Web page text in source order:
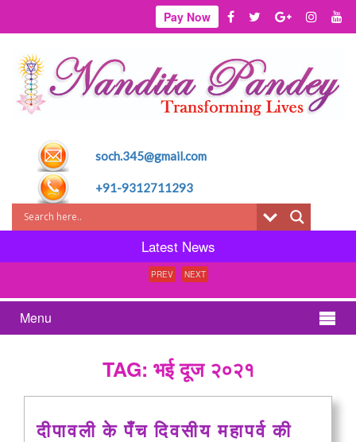
Pay Now
soch.345@gmail.com
+91-9312711293
Latest News
PREV NEXT
Menu
TAG: भई दूज २०२१
दीपावली के पँच दिवसीय महापर्व की